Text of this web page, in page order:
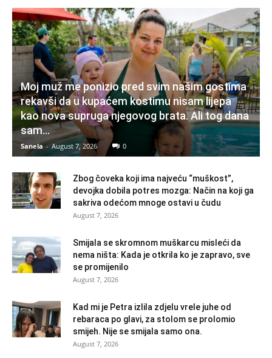
Moj muž me ponizio pred svim našim gostima
rekavši da u kupaćem kostimu nisam lijepa
kao nova supruga njegovog brata. Ali tog dana
sam...
Sanela - August 7, 2026 0
Zbog čoveka koji ima najveću “muškost”,
devojka dobila potres mozga: Način na koji ga
sakriva odećom mnoge ostavi u čudu
August 7, 2026
Smijala se skromnom muškarcu misleći da
nema ništa: Kada je otkrila ko je zapravo, sve
se promijenilo
August 7, 2026
Kad mi je Petra izlila zdjelu vrele juhe od
rebaraca po glavi, za stolom se prolomio
smijeh. Nije se smijala samo ona.
August 7, 2026